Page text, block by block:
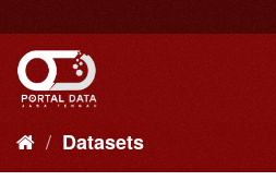
to
content
Datasets